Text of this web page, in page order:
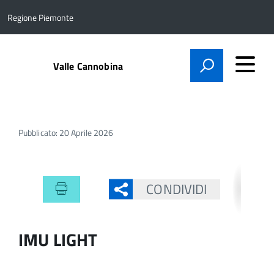
Regione Piemonte
Valle Cannobina
Pubblicato: 20 Aprile 2026
CONDIVIDI
IMU LIGHT